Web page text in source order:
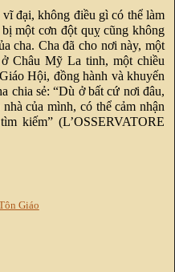
đại, không điều gì có thể làm
một cơn đột quỵ cũng không
cha. Cha đã cho nơi này, một
Châu Mỹ La tinh, một chiều
Hội, đồng hành và khuyến
chia sẻ: “Dù ở bất cứ nơi đâu,
của mình, có thể cảm nhận
kiếm” (L’OSSERVATORE
Giáo